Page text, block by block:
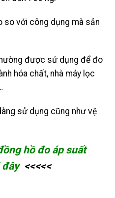
so với công dụng mà sản
được sử dụng để đo
hóa chất, nhà máy lọc
sử dụng cũng như vệ
hồ đo áp suất
<<<<<